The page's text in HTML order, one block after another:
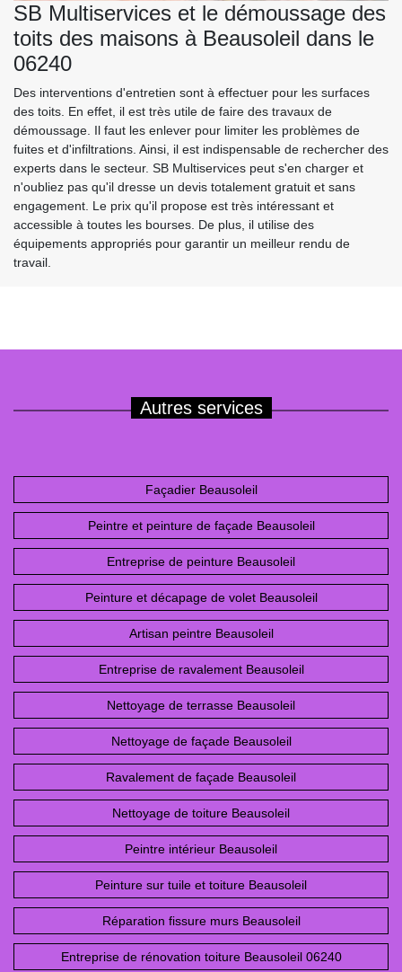
SB Multiservices et le démoussage des
toits des maisons à Beausoleil dans le
06240
Des interventions d'entretien sont à effectuer pour les surfaces
des toits. En effet, il est très utile de faire des travaux de
démoussage. Il faut les enlever pour limiter les problèmes de
fuites et d'infiltrations. Ainsi, il est indispensable de rechercher des
experts dans le secteur. SB Multiservices peut s'en charger et
n'oubliez pas qu'il dresse un devis totalement gratuit et sans
engagement. Le prix qu'il propose est très intéressant et
accessible à toutes les bourses. De plus, il utilise des
équipements appropriés pour garantir un meilleur rendu de
travail.
Autres services
Façadier Beausoleil
Peintre et peinture de façade Beausoleil
Entreprise de peinture Beausoleil
Peinture et décapage de volet Beausoleil
Artisan peintre Beausoleil
Entreprise de ravalement Beausoleil
Nettoyage de terrasse Beausoleil
Nettoyage de façade Beausoleil
Ravalement de façade Beausoleil
Nettoyage de toiture Beausoleil
Peintre intérieur Beausoleil
Peinture sur tuile et toiture Beausoleil
Réparation fissure murs Beausoleil
Entreprise de rénovation toiture Beausoleil 06240